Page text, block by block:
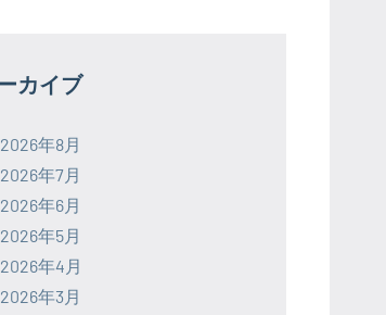
カイブ
2026年8月
2026年7月
2026年6月
2026年5月
2026年4月
2026年3月